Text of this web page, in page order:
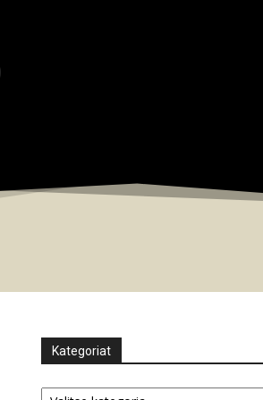
Kategoriat
Kategoriat